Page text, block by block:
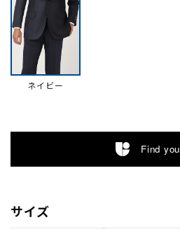
ネイビー
Find
サイズ